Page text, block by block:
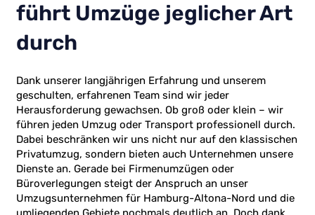
führt Umzüge jeglicher Art
durch
Dank unserer langjährigen Erfahrung und unserem
geschulten, erfahrenen Team sind wir jeder
Herausforderung gewachsen. Ob groß oder klein – wir
führen jeden Umzug oder Transport professionell durch.
Dabei beschränken wir uns nicht nur auf den klassischen
Privatumzug, sondern bieten auch Unternehmen unsere
Dienste an. Gerade bei Firmenumzügen oder
Büroverlegungen steigt der Anspruch an unser
Umzugsunternehmen für Hamburg-Altona-Nord und die